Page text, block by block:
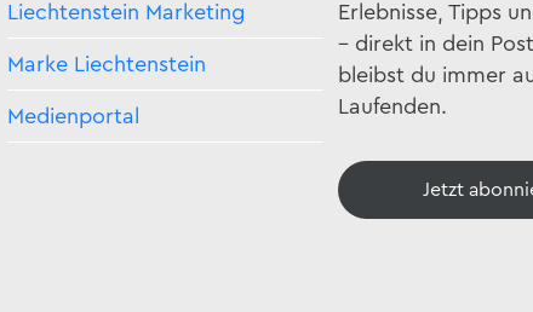
Liechtenstein Marketing
Marke Liechtenstein
Medienportal
Erlebnisse, Tipps
– direkt in dein
bleibst du immer
Laufenden.
Jetzt